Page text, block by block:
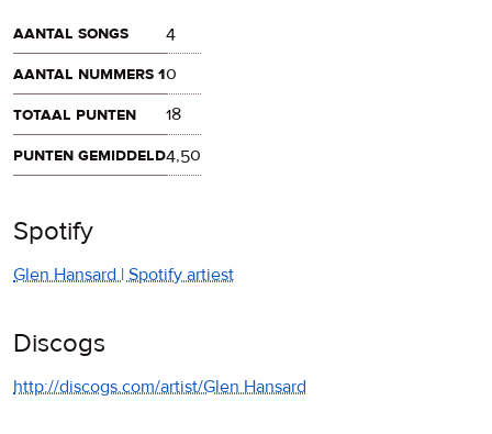
aantal songs
4
aantal nummers 10
totaal punten
18
punten gemiddeld4,50
Spotify
Glen Hansard | Spotify artiest
Discogs
http://discogs.com/artist/Glen Hansard